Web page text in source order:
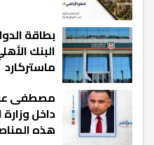
بطاقة
البنك
ماستركارد
مصطفى
داخل
هذه